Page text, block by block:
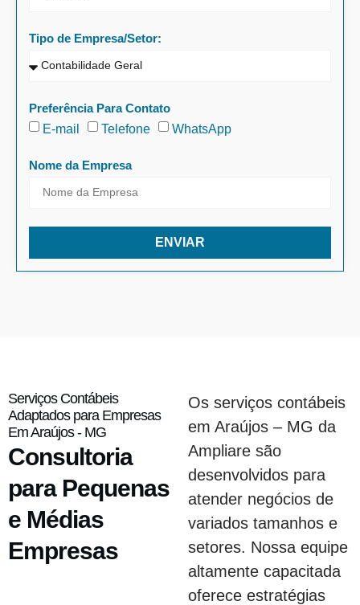
Tipo de Empresa/Setor:
Preferência Para Contato
E-mail
Telefone WhatsApp
Nome da Empresa
ENVIAR
Serviços Contábeis
Adaptados para Empresas
Em Araújos - MG
Consultoria
para Pequenas
e Médias
Empresas
Os serviços contábeis
em Araújos – MG da
Ampliare são
desenvolvidos para
atender negócios de
variados tamanhos e
setores. Nossa equipe
altamente capacitada
oferece estratégias